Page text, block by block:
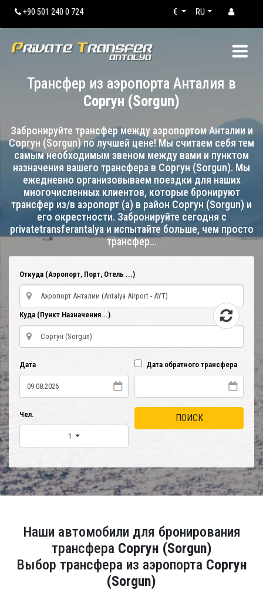
+90 501 240 0 724 RU
€
Трансфер из аэропорта Анталия в
Соргун (Sorgun)
Забронируйте трансфер между аэропортом Анталии и
Соргун (Sorgun) по лучшей цене! Мы считаем себя тем
самым необходимым звеном между вами и пунктом
назначения вашего трансфера в Соргун (Sorgun). Мы
ежедневно организовываем поездки для наших
многочисленных клиентов, которые бронируют
трансфер из/в аэропорт (а) в район Соргун (Sorgun) и
его окрестности. Забронируйте сегодня с
privatetransferantalya и испытайте больше, чем просто
трансфер…
Откуда (Аэропорт, Порт, Отель ...)
Куда (Пункт Назначения...)
Дата Дата обратного трансфера
Чел.
1
ПОИСК
Наши автомобили для бронирования
трансфера Соргун (Sorgun)
Выбор трансфера из аэропорта Соргун
(Sorgun)